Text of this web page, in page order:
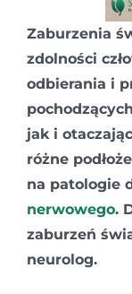
Zaburzenia
zdolności
odbierania i
jak i
różne
na patologie
nerwowego.
zaburzeń
neurolog.